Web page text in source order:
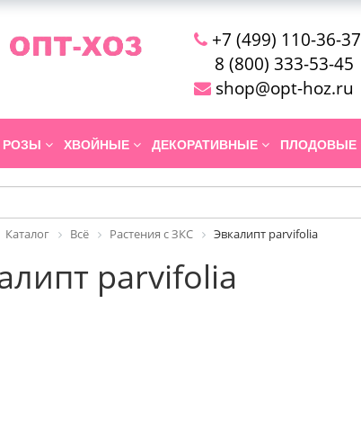
+7 (499) 110-36-37
8 (800) 333-53-45
shop@opt-hoz.ru
РОЗЫ ХВОЙНЫЕ ДЕКОРАТИВНЫЕ ПЛОДОВЫЕ
Каталог Всё Растения с ЗКС Эвкалипт parvifolia
parvifolia